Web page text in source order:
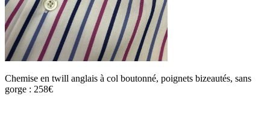
Chemise en twill anglais à col boutonné, poignets bizeautés, sans
gorge : 258€